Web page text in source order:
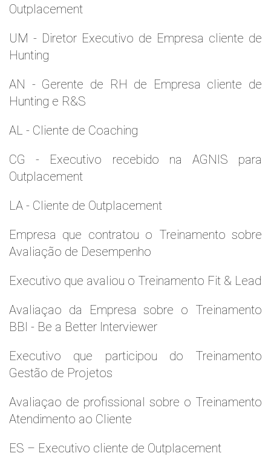
Outplacement
UM - Diretor Executivo de Empresa cliente de
Hunting
AN - Gerente de RH de Empresa cliente de
Hunting e R&S
AL - Cliente de Coaching
CG - Executivo recebido na AGNIS para
Outplacement
LA - Cliente de Outplacement
Empresa que contratou o Treinamento sobre
Avaliação de Desempenho
Executivo que avaliou o Treinamento Fit & Lead
Avaliaçao da Empresa sobre o Treinamento
BBI - Be a Better Interviewer
Executivo que participou do Treinamento
Gestão de Projetos
Avaliaçao de profissional sobre o Treinamento
Atendimento ao Cliente
ES – Executivo cliente de Outplacement